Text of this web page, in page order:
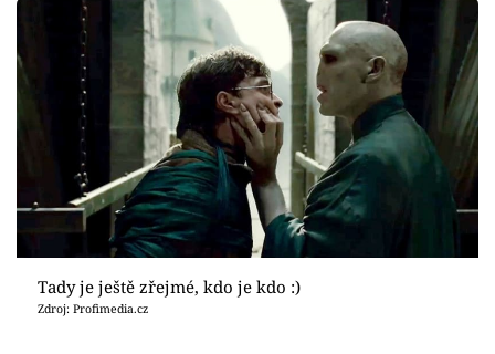
Virály
Sex a vztahy
Videa
Sledujte prima+
Přihlášení
Tady je ještě zřejmé, kdo je kdo :)
Zdroj: Profimedia.cz